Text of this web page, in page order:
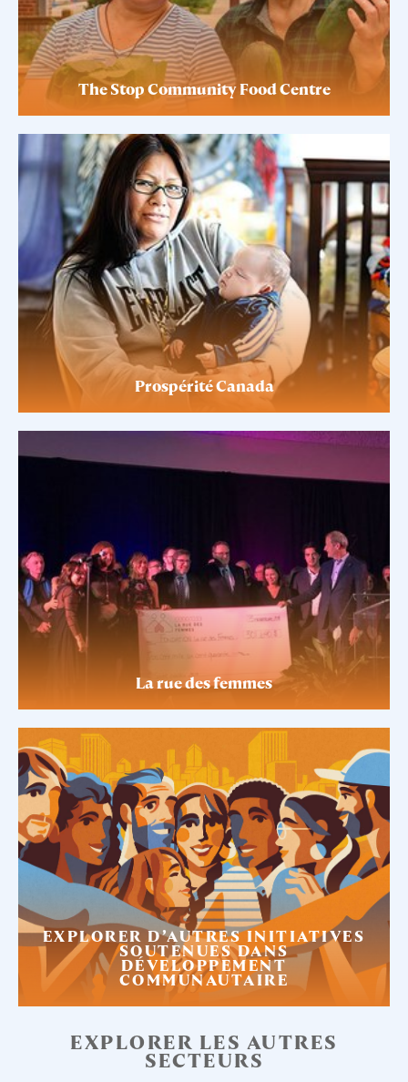
The Stop Community Food Centre
Prospérité Canada
La rue des femmes
EXPLORER D’AUTRES INITIATIVES
SOUTENUES DANS
DÉVELOPPEMENT
COMMUNAUTAIRE
EXPLORER LES AUTRES
SECTEURS